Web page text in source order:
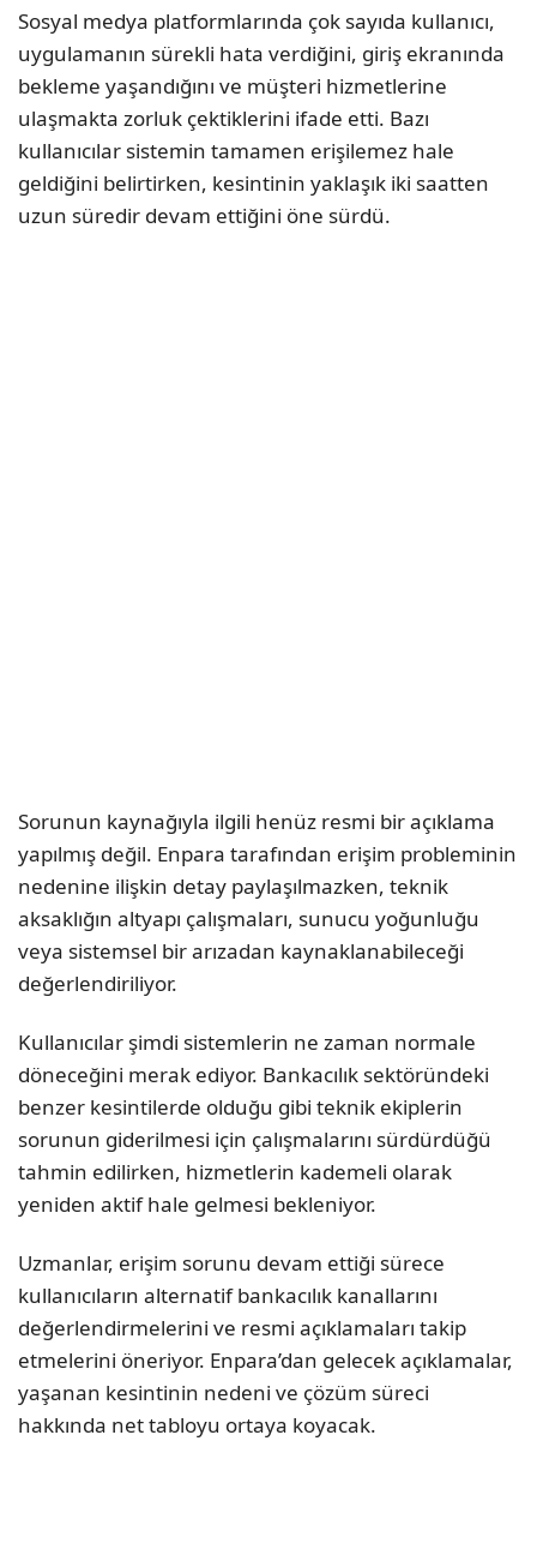
Sosyal medya platformlarında çok sayıda kullanıcı,
uygulamanın sürekli hata verdiğini, giriş ekranında
bekleme yaşandığını ve müşteri hizmetlerine
ulaşmakta zorluk çektiklerini ifade etti. Bazı
kullanıcılar sistemin tamamen erişilemez hale
geldiğini belirtirken, kesintinin yaklaşık iki saatten
uzun süredir devam ettiğini öne sürdü.
Sorunun kaynağıyla ilgili henüz resmi bir açıklama
yapılmış değil. Enpara tarafından erişim probleminin
nedenine ilişkin detay paylaşılmazken, teknik
aksaklığın altyapı çalışmaları, sunucu yoğunluğu
veya sistemsel bir arızadan kaynaklanabileceği
değerlendiriliyor.
Kullanıcılar şimdi sistemlerin ne zaman normale
döneceğini merak ediyor. Bankacılık sektöründeki
benzer kesintilerde olduğu gibi teknik ekiplerin
sorunun giderilmesi için çalışmalarını sürdürdüğü
tahmin edilirken, hizmetlerin kademeli olarak
yeniden aktif hale gelmesi bekleniyor.
Uzmanlar, erişim sorunu devam ettiği sürece
kullanıcıların alternatif bankacılık kanallarını
değerlendirmelerini ve resmi açıklamaları takip
etmelerini öneriyor. Enpara’dan gelecek açıklamalar,
yaşanan kesintinin nedeni ve çözüm süreci
hakkında net tabloyu ortaya koyacak.